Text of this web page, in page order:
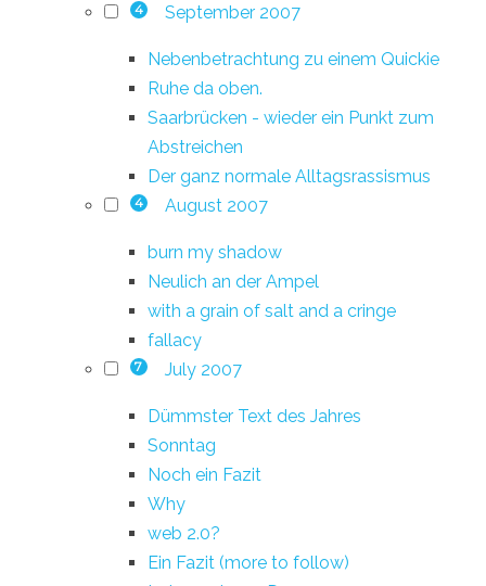
4 September 2007
Nebenbetrachtung zu einem Quickie
Ruhe da oben.
Saarbrücken - wieder ein Punkt zum
Abstreichen
Der ganz normale Alltagsrassismus
4 August 2007
burn my shadow
Neulich an der Ampel
with a grain of salt and a cringe
fallacy
7 July 2007
Dümmster Text des Jahres
Sonntag
Noch ein Fazit
Why
web 2.0?
Ein Fazit (more to follow)